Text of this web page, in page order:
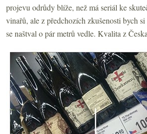
projevu odrůdy blíže, než má seriál ke
vinařů, ale z předchozích zkušenosti bych
se naštval o pár metrů vedle. Kvalita z